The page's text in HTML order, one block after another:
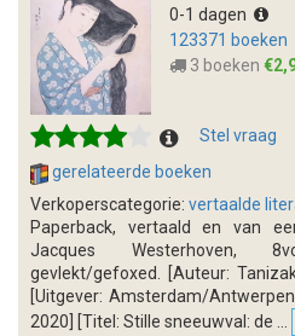
0-1 dagen
123371 boeken
3 boeken
Stel vraag
gerelateerde boeken
Verkoperscategorie: vertaalde
Paperback, vertaald en van
Jacques Westerhoven,
gevlekt/gefoxed. [Auteur:
[Uitgever: Amsterdam/
2020] [Titel: Stille sneeuwval: de ...